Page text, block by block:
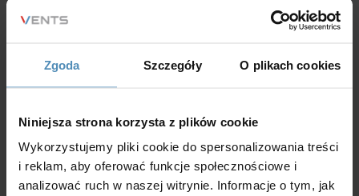
Zgoda Szczegóły O plikach cookies
Niniejsza strona korzysta z plików cookie
Wykorzystujemy pliki cookie do spersonalizowania treści
i reklam, aby oferować funkcje społecznościowe i
analizować ruch w naszej witrynie. Informacje o tym, jak
indywidualne kontrolowanie pracy wentylacji w
stanowi zatem rozwiązanie funkcjonalne, ale też
korzystne cenowo, ponieważ koszt montażu jednego,
niż wykonywanie całej instalacji centralnej.